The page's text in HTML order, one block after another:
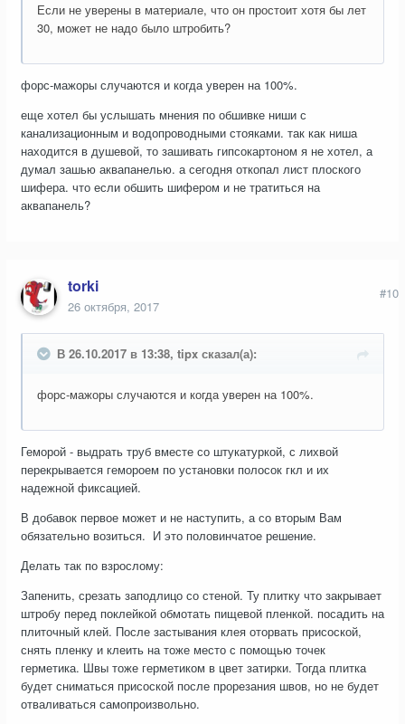
Если не уверены в материале, что он простоит хотя бы лет
30, может не надо было штробить?
форс-мажоры случаются и когда уверен на 100%.
еще хотел бы услышать мнения по обшивке ниши с
канализационным и водопроводными стояками. так как ниша
находится в душевой, то зашивать гипсокартоном я не хотел, а
думал зашью аквапанелью. а сегодня откопал лист плоского
шифера. что если обшить шифером и не тратиться на
аквапанель?
torki
26 октября, 2017
#10
В 26.10.2017 в 13:38, tipx сказал(а):
форс-мажоры случаются и когда уверен на 100%.
Геморой - выдрать труб вместе со штукатуркой, с лихвой
перекрывается гемороем по установки полосок гкл и их
надежной фиксацией.
В добавок первое может и не наступить, а со вторым Вам
обязательно возиться. И это половинчатое решение.
Делать так по взрослому:
Запенить, срезать заподлицо со стеной. Ту плитку что закрывает
штробу перед поклейкой обмотать пищевой пленкой. посадить на
плиточный клей. После застывания клея оторвать присоской,
снять пленку и клеить на тоже место с помощью точек
герметика. Швы тоже герметиком в цвет затирки. Тогда плитка
будет сниматься присоской после прорезания швов, но не будет
отваливаться самопроизвольно.